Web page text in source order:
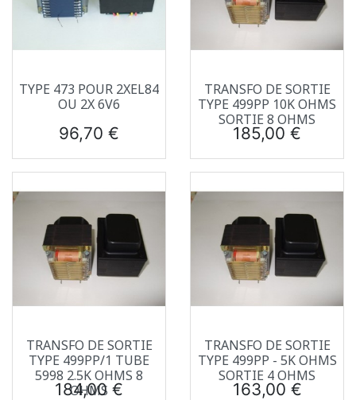
TYPE 473 POUR 2XEL84
OU 2X 6V6
Prix
96,70 €
TRANSFO DE SORTIE
TYPE 499PP 10K OHMS
SORTIE 8 OHMS
Prix
185,00 €
TRANSFO DE SORTIE
TYPE 499PP/1 TUBE
5998 2.5K OHMS 8
OHMS
Prix
184,00 €
TRANSFO DE SORTIE
TYPE 499PP - 5K OHMS
SORTIE 4 OHMS
Prix
163,00 €